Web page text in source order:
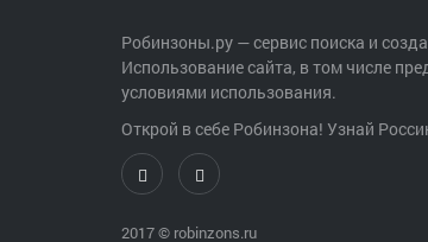
Робинзоны.ру — сервис поиска и
Использование сайта, в том числе
условиями использования.
Открой в себе Робинзона! Узнай
2017 © robinzons.ru